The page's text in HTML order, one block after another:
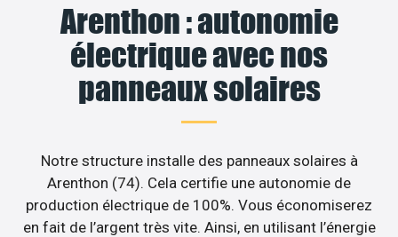
Arenthon : autonomie
électrique avec nos
panneaux solaires
Notre structure installe des panneaux solaires à
Arenthon (74). Cela certifie une autonomie de
production électrique de 100%. Vous économiserez
en fait de l’argent très vite. Ainsi, en utilisant l’énergie